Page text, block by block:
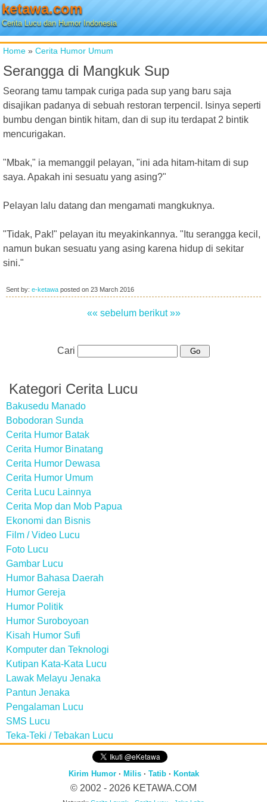
ketawa.com
Cerita Lucu dan Humor Indonesia
Home » Cerita Humor Umum
Serangga di Mangkuk Sup
Seorang tamu tampak curiga pada sup yang baru saja
disajikan padanya di sebuah restoran terpencil. Isinya seperti
bumbu dengan bintik hitam, dan di sup itu terdapat 2 bintik
mencurigakan.
"Mbak," ia memanggil pelayan, "ini ada hitam-hitam di sup
saya. Apakah ini sesuatu yang asing?"
Pelayan lalu datang dan mengamati mangkuknya.
"Tidak, Pak!" pelayan itu meyakinkannya. "Itu serangga kecil,
namun bukan sesuatu yang asing karena hidup di sekitar
sini."
Sent by: e-ketawa posted on 23 March 2016
«« sebelum berikut »»
Cari
Kategori Cerita Lucu
Bakusedu Manado
Bobodoran Sunda
Cerita Humor Batak
Cerita Humor Binatang
Cerita Humor Dewasa
Cerita Humor Umum
Cerita Lucu Lainnya
Cerita Mop dan Mob Papua
Ekonomi dan Bisnis
Film / Video Lucu
Foto Lucu
Gambar Lucu
Humor Bahasa Daerah
Humor Gereja
Humor Politik
Humor Suroboyoan
Kisah Humor Sufi
Komputer dan Teknologi
Kutipan Kata-Kata Lucu
Lawak Melayu Jenaka
Pantun Jenaka
Pengalaman Lucu
SMS Lucu
Teka-Teki / Tebakan Lucu
Kirim Humor· Milis· Tatib· Kontak
© 2002 - 2026 KETAWA.COM